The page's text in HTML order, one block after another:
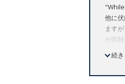
他に
ます
が収
収録
続